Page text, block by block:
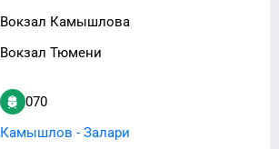
Вокзал Камышлова
Вокзал Тюмени
070
Камышлов - Залари